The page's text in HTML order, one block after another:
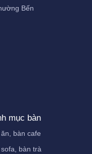
Bến
mục bàn
bàn cafe
sofa, bàn trà